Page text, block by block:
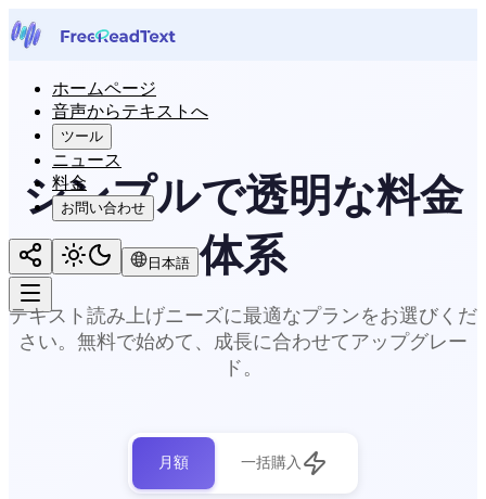
ホームページ
音声からテキストへ
ツール
ニュース
料金
お問い合わせ
日本語
シンプルで透明な料金
体系
テキスト読み上げニーズに最適なプランをお選びくだ
さい。無料で始めて、成長に合わせてアップグレー
ド。
月額 一括購入